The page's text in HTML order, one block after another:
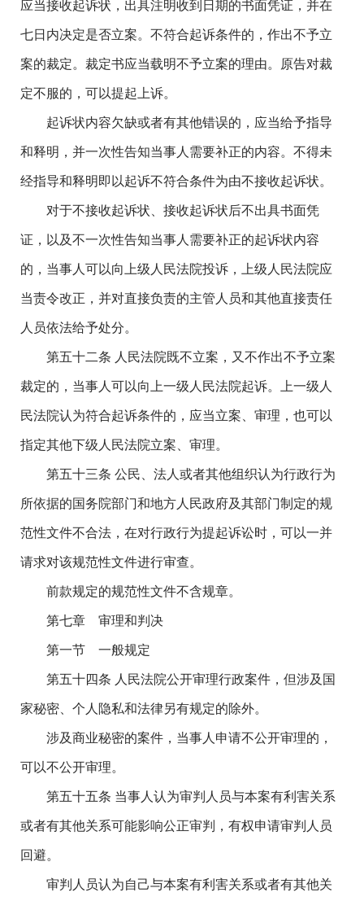
应当接收起诉状，出具注明收到日期的书面凭证，并在
七日内决定是否立案。不符合起诉条件的，作出不予立
案的裁定。裁定书应当载明不予立案的理由。原告对裁
定不服的，可以提起上诉。
起诉状内容欠缺或者有其他错误的，应当给予指导
和释明，并一次性告知当事人需要补正的内容。不得未
经指导和释明即以起诉不符合条件为由不接收起诉状。
对于不接收起诉状、接收起诉状后不出具书面凭
证，以及不一次性告知当事人需要补正的起诉状内容
的，当事人可以向上级人民法院投诉，上级人民法院应
当责令改正，并对直接负责的主管人员和其他直接责任
人员依法给予处分。
第五十二条 人民法院既不立案，又不作出不予立案
裁定的，当事人可以向上一级人民法院起诉。上一级人
民法院认为符合起诉条件的，应当立案、审理，也可以
指定其他下级人民法院立案、审理。
第五十三条 公民、法人或者其他组织认为行政行为
所依据的国务院部门和地方人民政府及其部门制定的规
范性文件不合法，在对行政行为提起诉讼时，可以一并
请求对该规范性文件进行审查。
前款规定的规范性文件不含规章。
第七章 审理和判决
第一节 一般规定
第五十四条 人民法院公开审理行政案件，但涉及国
家秘密、个人隐私和法律另有规定的除外。
涉及商业秘密的案件，当事人申请不公开审理的，
可以不公开审理。
第五十五条 当事人认为审判人员与本案有利害关系
或者有其他关系可能影响公正审判，有权申请审判人员
回避。
审判人员认为自己与本案有利害关系或者有其他关